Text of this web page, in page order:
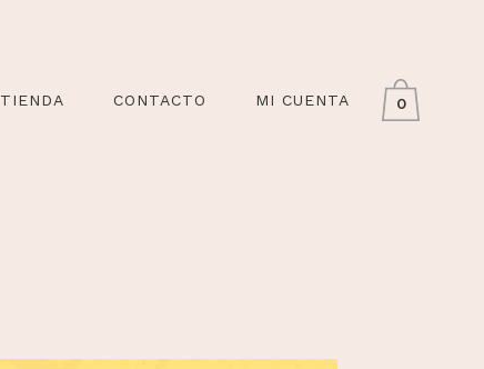
0
TIENDA CONTACTO MI CUENTA